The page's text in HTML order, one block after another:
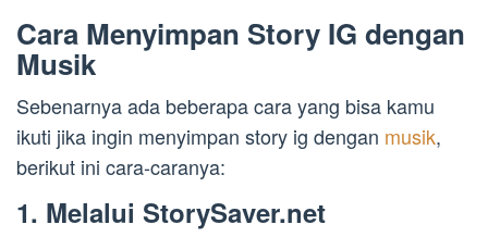
Cara Menyimpan Story IG dengan
Musik
Sebenarnya ada beberapa cara yang bisa kamu
ikuti jika ingin menyimpan story ig dengan musik,
berikut ini cara-caranya:
1. Melalui StorySaver.net